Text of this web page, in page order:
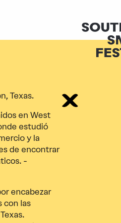
Texas.
en West
estudió
y la
de encontrar
-
encabezar
con las